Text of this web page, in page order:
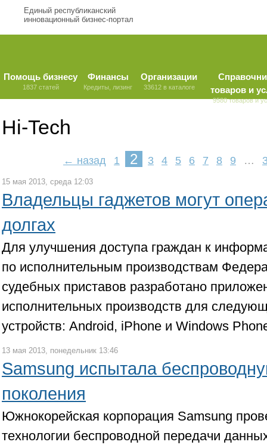
Единый республиканский
инновационный бизнес-портал
Помощь бизнесу
1837 статей
Финансы
Кредиты, лизинг
Организации
33612 в каталоге
товаров и
9580 товаров и
Hi-Tech
← назад 1 2 3 4 5 6 7 8 9 …
15 мая 2013, среда 12:03
Владельцы гаджетов могут
долгах
Для улучшения доступа граждан к
по исполнительным производствам
судебных приставов разработано
исполнительных производств для
устройств: Android, iPhone и Windows
13 мая 2013, понедельник 13:46
Samsung испытала
поколения
Южнокорейская корпорация Samsung
технологии беспроводной передачи